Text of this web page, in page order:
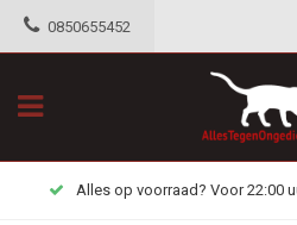
0850655452
Alles op voorraad? Voor 22:00